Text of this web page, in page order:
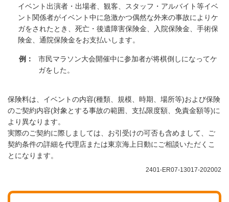
イベント出演者・出場者、観客、スタッフ・アルバイト等イベ
ント関係者がイベント中に急激かつ偶然な外来の事故によりケ
ガをされたとき、死亡・後遺障害保険金、入院保険金、手術保
険金、通院保険金をお支払いします。
例：
市民マラソン大会開催中に参加者が将棋倒しになってケ
ガをした。
保険料は、イベントの内容(種類、規模、時期、場所等)および保険
のご契約内容(対象とする事故の範囲、支払限度額、免責金額等)に
より異なります。
実際のご契約に際しましては、お引受けの可否も含めまして、ご
契約条件の詳細を代理店または東京海上日動にご相談いただくこ
とになります。
2401-ER07-13017-202002